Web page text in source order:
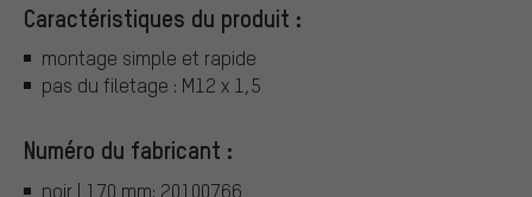
Caractéristiques du produit :
montage simple et rapide
pas du filetage : M12 x 1,5
Numéro du fabricant :
noir | 170 mm: 20100766